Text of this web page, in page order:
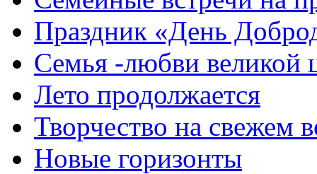
Праздник «День
Семья -любви великой
Лето продолжается
Творчество на свежем
Новые горизонты